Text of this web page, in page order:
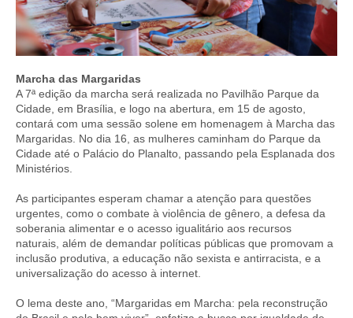
Marcha das Margaridas
A 7ª edição da marcha será realizada no Pavilhão Parque da
Cidade, em Brasília, e logo na abertura, em 15 de agosto,
contará com uma sessão solene em homenagem à Marcha das
Margaridas. No dia 16, as mulheres caminham do Parque da
Cidade até o Palácio do Planalto, passando pela Esplanada dos
Ministérios.
As participantes esperam chamar a atenção para questões
urgentes, como o combate à violência de gênero, a defesa da
soberania alimentar e o acesso igualitário aos recursos
naturais, além de demandar políticas públicas que promovam a
inclusão produtiva, a educação não sexista e antirracista, e a
universalização do acesso à internet.
O lema deste ano, “Margaridas em Marcha: pela reconstrução